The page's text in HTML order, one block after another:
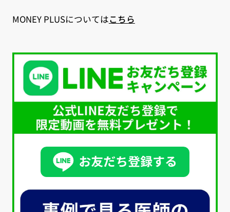
MONEY PLUSについてはこちら